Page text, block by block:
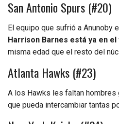
San Antonio Spurs (#20)
El equipo que sufrió a Anunoby
Harrison Barnes está ya en
misma edad que el resto del
Atlanta Hawks (#23)
A los Hawks les faltan hombres
que pueda intercambiar tantas